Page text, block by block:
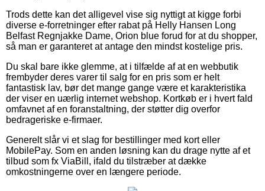
Trods dette kan det alligevel vise sig nyttigt at kigge forbi
diverse e-forretninger efter rabat på Helly Hansen Long
Belfast Regnjakke Dame, Orion blue forud for at du shopper,
så man er garanteret at antage den mindst kostelige pris.
Du skal bare ikke glemme, at i tilfælde af at en webbutik
frembyder deres varer til salg for en pris som er helt
fantastisk lav, bør det mange gange være et karakteristika
der viser en uærlig internet webshop. Kortkøb er i hvert fald
omfavnet af en foranstaltning, der støtter dig overfor
bedrageriske e-firmaer.
Generelt slår vi et slag for bestillinger med kort eller
MobilePay. Som en anden løsning kan du drage nytte af et
tilbud som fx ViaBill, ifald du tilstræber at dække
omkostningerne over en længere periode.